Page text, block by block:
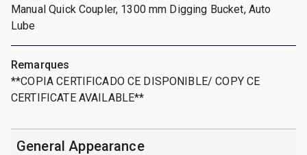
Manual Quick Coupler, 1300 mm Digging Bucket, Auto
Lube
Remarques
**COPIA CERTIFICADO CE DISPONIBLE/ COPY CE
CERTIFICATE AVAILABLE**
General Appearance